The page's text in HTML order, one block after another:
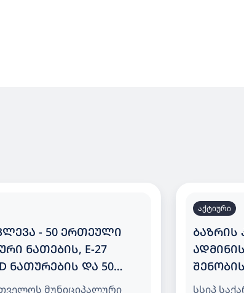
ᲔᲠᲗᲔᲣᲚᲘ
ᲜᲐᲗᲔᲑᲘᲡ, E-27
ᲜᲐᲗᲣᲠᲔᲑᲘᲡ ᲓᲐ 50
ᲜᲐᲗᲔᲑᲘᲡ, E-27
მუნიციპალური
აქტიური
ᲑᲐᲖᲠᲘᲡ
სსიპ